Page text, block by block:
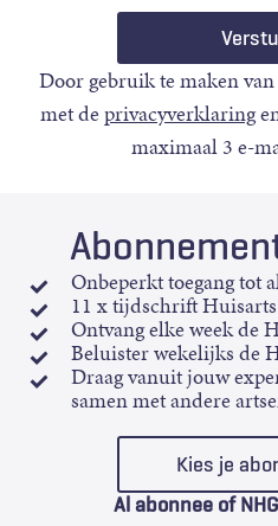
Door gebruik te maken
met deprivacyverklaring
maximaal 3 e-
Onbeperkt toegang tot
11 x tijdschrift
Ontvang elke week de
Beluister wekelijks de
Draag vanuit jouw
samen met andere
Kies je
Al abonnee of